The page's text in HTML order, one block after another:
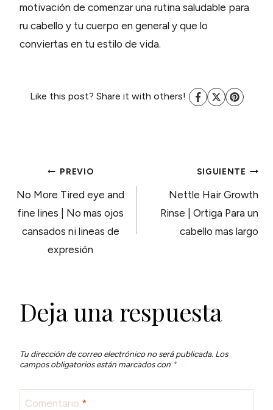
motivación de comenzar una rutina saludable para
ru cabello y tu cuerpo en general y que lo
conviertas en tu estilo de vida.
Like this post? Share it with others!
NAVEGACIÓN
DE
ENTRADAS
PREVIO
No More Tired eye and
fine lines | No mas ojos
cansados ni lineas de
expresión
SIGUIENTE
Nettle Hair Growth
Rinse | Ortiga Para un
cabello mas largo
Deja una respuesta
Tu dirección de correo electrónico no será publicada. Los
campos obligatorios están marcados con *
Comentario *